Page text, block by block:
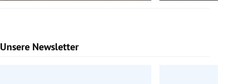
Unsere Newsletter
Slide 1 von 9